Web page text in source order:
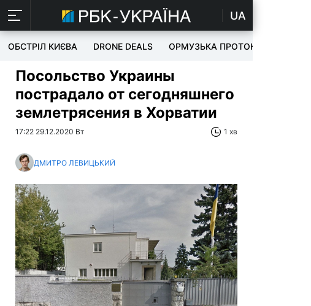
UA
ОБСТРІЛ КИЄВА DRONE DEALS ОРМУЗЬКА ПРОТОКА
Посольство Украины
пострадало от сегодняшнего
землетрясения в Хорватии
17:22 29.12.2020 Вт 1 хв
ДМИТРО ЛЕВИЦЬКИЙ